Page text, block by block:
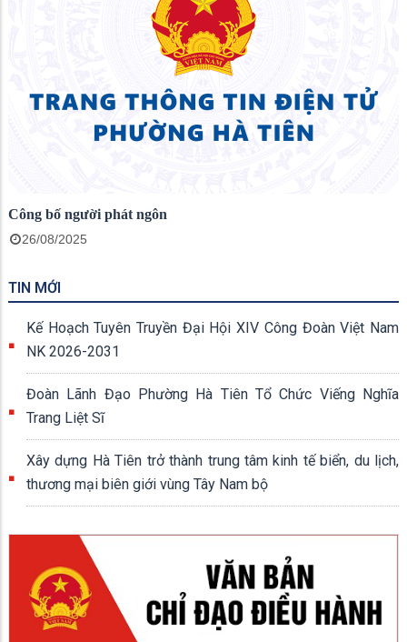
Công bố người phát ngôn
26/08/2025
TIN MỚI
Kế Hoạch Tuyên Truyền Đại Hội XIV Công Đoàn Việt Nam
NK 2026-2031
Đoàn Lãnh Đạo Phường Hà Tiên Tổ Chức Viếng Nghĩa
Trang Liệt Sĩ
Xây dựng Hà Tiên trở thành trung tâm kinh tế biển, du lịch,
thương mại biên giới vùng Tây Nam bộ